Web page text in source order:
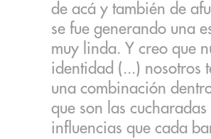
de acá y también de
se fue generando una
muy linda. Y creo que
identidad (...) nosotros
una combinación
que son las cucharadas
influencias que cada